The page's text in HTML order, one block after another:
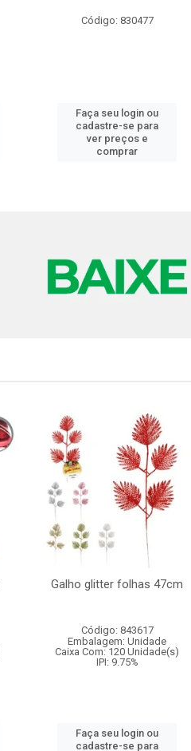
Código: 830477
Faça seu login ou
cadastre-se para
ver preços e
comprar
Galho glitter folhas 47cm
Código: 843617
Embalagem: Unidade
Caixa Com: 120 Unidade(s)
IPI: 9.75%
Faça seu login ou
cadastre-se para